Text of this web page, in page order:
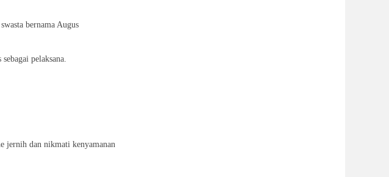
bernama Augus
pelaksana.
jernih dan nikmati kenyamanan